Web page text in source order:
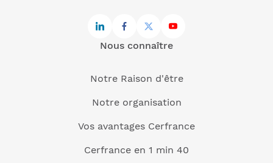
Nous connaître
Notre Raison d'être
Notre organisation
Vos avantages Cerfrance
Cerfrance en 1 min 40